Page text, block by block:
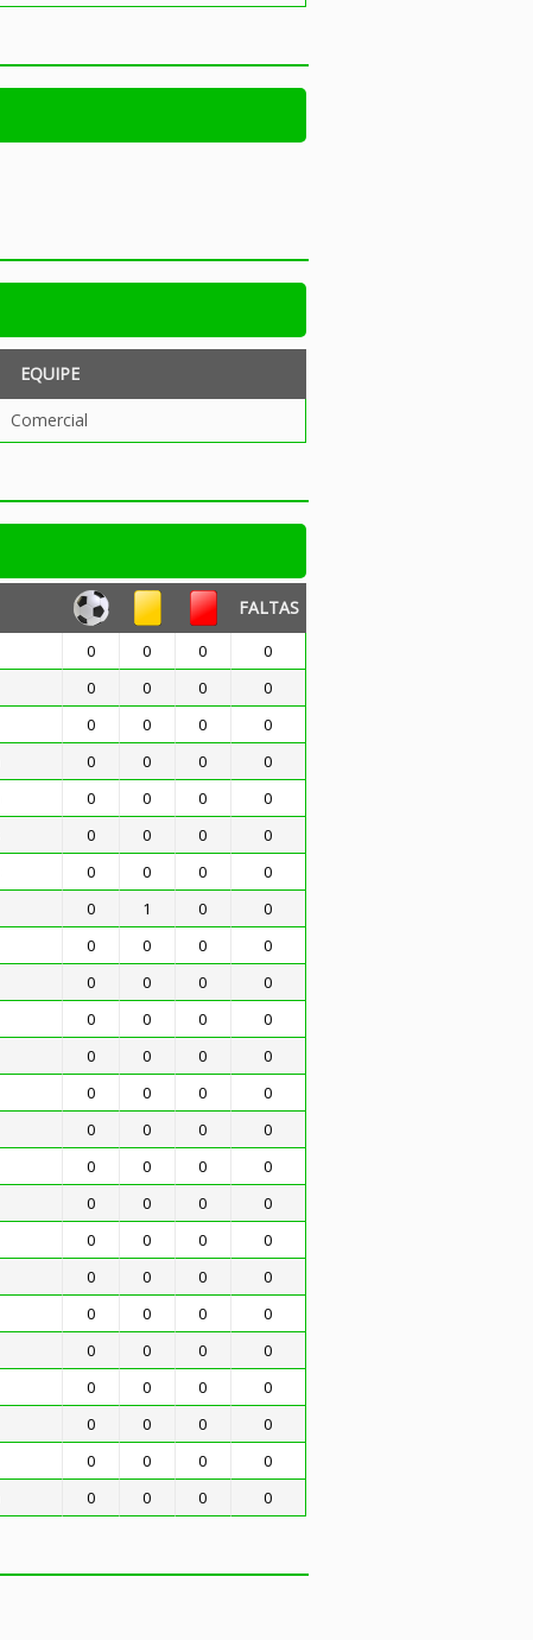
EQUIPE
Comercial
FALTAS
0 0 0
0
0 0 0
0
0 0 0
0
0 0 0
0
0 0 0
0
0 0 0
0
0 0 0
0
0 1 0
0
0 0 0
0
0 0 0
0
0 0 0
0
0 0 0
0
0 0 0
0
0 0 0
0
0 0 0
0
0 0 0
0
0 0 0
0
0 0 0
0
0 0 0
0
0 0 0
0
0 0 0
0
0 0 0
0
0 0 0
0
0 0 0 0